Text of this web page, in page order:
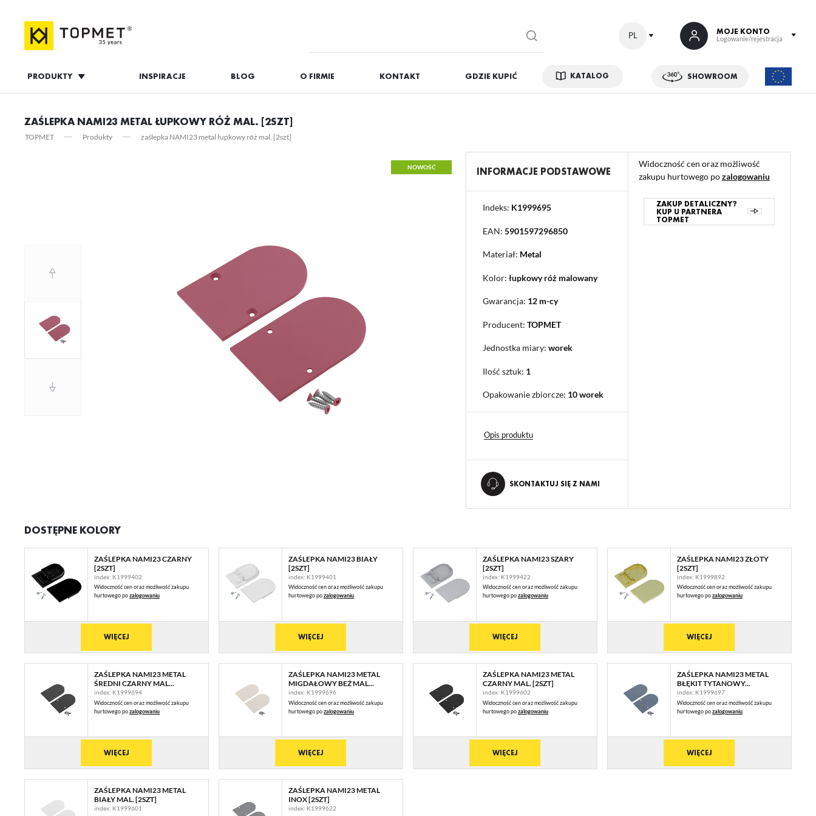
PL MOJE KONTO
Logowanie/rejestracja
PRODUKTY INSPIRACJE BLOG O FIRMIE KONTAKT GDZIE KUPIĆ KATALOG SHOWROOM
brak konieczności wprowadzania swoich danych przy kolejnych zakupach
możliwość otrzymania rabatów i kuponów promocyjnych
ZAŚLEPKA NAMI23 METAL ŁUPKOWY RÓŻ MAL. [2SZT]
TOPMET Produkty zaślepka NAMI23 metal łupkowy róż mal. [2szt]
NOWOŚĆ INFORMACJE PODSTAWOWE
Indeks: K1999695
EAN: 5901597296850
Materiał: Metal
Kolor: łupkowy róż malowany
Gwarancja: 12 m-cy
Producent: TOPMET
Jednostka miary: worek
Ilość sztuk: 1
Opakowanie zbiorcze: 10 worek
Opis produktu
SKONTAKTUJ SIĘ Z NAMI
Widoczność cen oraz możliwość
zakupu hurtowego pozalogowaniu
ZAKUP DETALICZNY?
KUP U PARTNERA
TOPMET
DOSTĘPNE KOLORY
ZAŚLEPKA NAMI23 CZARNY
[2SZT]
index: K1999402
Widoczność cen oraz możliwość zakupu
hurtowego pozalogowaniu
WIĘCEJ
ZAŚLEPKA NAMI23 BIAŁY
[2SZT]
index: K1999401
Widoczność cen oraz możliwość zakupu
hurtowego pozalogowaniu
WIĘCEJ
ZAŚLEPKA NAMI23 SZARY
[2SZT]
index: K1999422
Widoczność cen oraz możliwość zakupu
hurtowego pozalogowaniu
WIĘCEJ
ZAŚLEPKA NAMI23 ZŁOTY
[2SZT]
index: K1999892
Widoczność cen oraz możliwość zakupu
hurtowego pozalogowaniu
WIĘCEJ
ZAŚLEPKA NAMI23 METAL
ŚREDNI CZARNY MAL...
index: K1999694
Widoczność cen oraz możliwość zakupu
hurtowego pozalogowaniu
WIĘCEJ
ZAŚLEPKA NAMI23 METAL
MIGDAŁOWY BEŻ MAL...
index: K1999696
Widoczność cen oraz możliwość zakupu
hurtowego pozalogowaniu
WIĘCEJ
ZAŚLEPKA NAMI23 METAL
CZARNY MAL. [2SZT]
index: K1999602
Widoczność cen oraz możliwość zakupu
hurtowego pozalogowaniu
WIĘCEJ
ZAŚLEPKA NAMI23 METAL
BŁĘKIT TYTANOWY...
index: K1999697
Widoczność cen oraz możliwość zakupu
hurtowego pozalogowaniu
WIĘCEJ
ZAŚLEPKA NAMI23 METAL
BIAŁY MAL. [2SZT]
index: K1999601
ZAŚLEPKA NAMI23 METAL
INOX [2SZT]
index: K1999622
USTAWIENIA
Szanujemy Twoją prywatność. Możesz zmienić ustawienia cookies lub zaakceptować je
wszystkie. W dowolnym momencie możesz dokonać zmiany swoich ustawień.